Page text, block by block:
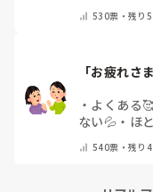
530票・残り
「お疲れさ
・ よくある
ない💦 ・ ほ
540票・残り